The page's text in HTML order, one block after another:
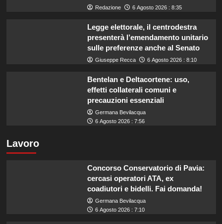
Redazione 6 Agosto 2026 : 8:35
Legge elettorale, il centrodestra
presenterà l’emendamento unitario
sulle preferenze anche al Senato
Giuseppe Recca 6 Agosto 2026 : 8:10
Bentelan e Deltacortene: uso,
effetti collaterali comuni e
precauzioni essenziali
Germana Bevilacqua
6 Agosto 2026 : 7:56
Lavoro
Concorso Conservatorio di Pavia:
cercasi operatori ATA, ex
coadiutori e bidelli. Fai domanda!
Germana Bevilacqua
6 Agosto 2026 : 7:10